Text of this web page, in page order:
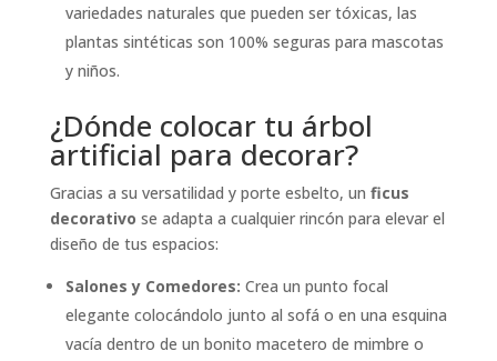
variedades naturales que pueden ser tóxicas, las
plantas sintéticas son 100% seguras para mascotas
y niños.
¿Dónde colocar tu árbol
artificial para decorar?
Gracias a su versatilidad y porte esbelto, un ficus
decorativo se adapta a cualquier rincón para elevar el
diseño de tus espacios:
Salones y Comedores: Crea un punto focal
elegante colocándolo junto al sofá o en una esquina
vacía dentro de un bonito macetero de mimbre o